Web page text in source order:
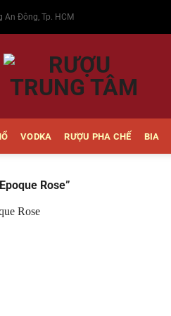
An Đông, Tp. HCM
VODKA RƯỢU PHA CHẾ BIA
Rose”